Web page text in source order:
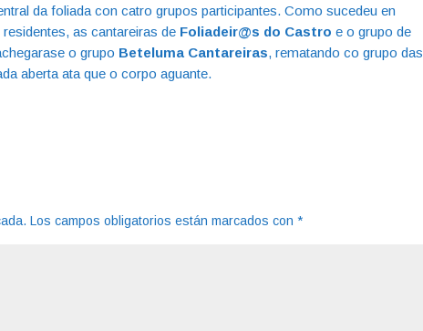
da foliada con catro grupos participantes. Como sucedeu en
as cantareiras de Foliadeir@s do Castro e o grupo de
o grupo Beteluma Cantareiras, rematando co grupo das
aberta ata que o corpo aguante.
Los campos obligatorios están marcados con*